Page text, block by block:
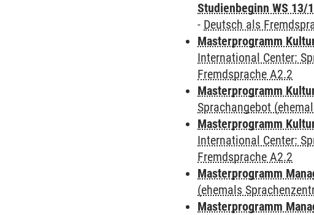
Studienbeginn WS 13/
- Deutsch als
Masterprogramm
International Center:
Fremdsprache A2.2
Masterprogramm
Sprachangebot
Masterprogramm
International Center:
Fremdsprache A2.2
Masterprogramm
(ehemals
Masterprogramm